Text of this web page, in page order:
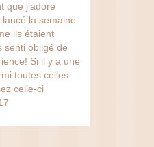
que j'adore
la semaine
ils étaient
senti obligé de
Si il y a une
toutes celles
celle-ci